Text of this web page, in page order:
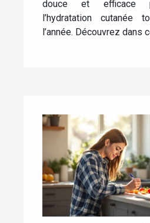
douce et efficace
l’hydratation
l’année. Découvrez dans